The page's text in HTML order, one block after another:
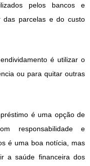
pelos bancos e
das parcelas e do custo
é utilizar o
ou para quitar outras
é uma opção de
responsabilidade e
é uma boa notícia, mas
a saúde financeira dos